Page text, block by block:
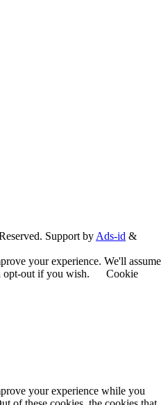
Support by Ads-id &
your experience. We'll assume
opt-out if you wish.
Cookie
your experience while you